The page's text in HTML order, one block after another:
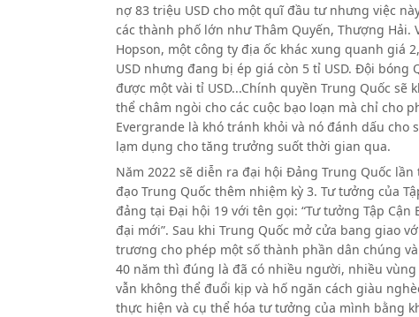
nợ 83 triệu USD cho một quĩ đầu tư nhưng việc
các thành phố lớn như Thâm Quyến, Thượng
Hopson, một công ty địa ốc khác xung quanh giá
USD nhưng đang bị ép giá còn 5 tỉ USD. Đội
được một vài tỉ USD...Chính quyền Trung Quốc
thể châm ngòi cho các cuộc bạo loạn mà chỉ cho
Evergrande là khó tránh khỏi và nó đánh dấu cho
lạm dụng cho tăng trưởng suốt thời gian qua.
Năm 2022 sẽ diễn ra đại hội Đảng Trung Quốc
đạo Trung Quốc thêm nhiệm kỳ 3. Tư tưởng của
đảng tại Đại hội 19 với tên gọi: “Tư tưởng Tập
đại mới”. Sau khi Trung Quốc mở cửa bang giao
trương cho phép một số thành phần dân chúng
40 năm thì đúng là đã có nhiều người, nhiều
vẫn không thể đuổi kịp và hố ngăn cách giàu
thực hiện và cụ thể hóa tư tưởng của mình bằng